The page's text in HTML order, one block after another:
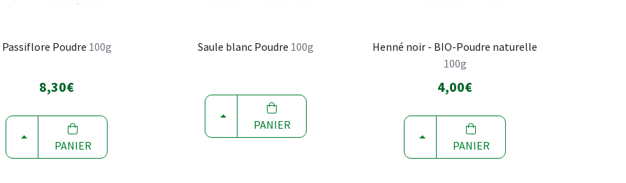
Passiflore Poudre 100g
8,30€
CHOISIR
PANIER
Saule blanc Poudre 100g
CHOISIR
PANIER
Henné noir - BIO-Poudre naturelle
100g
4,00€
CHOISIR
PANIER